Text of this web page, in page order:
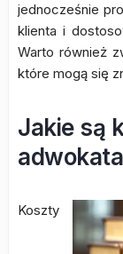
jednocześnie
klienta i
Warto również
które mogą się
Jakie są
Koszty